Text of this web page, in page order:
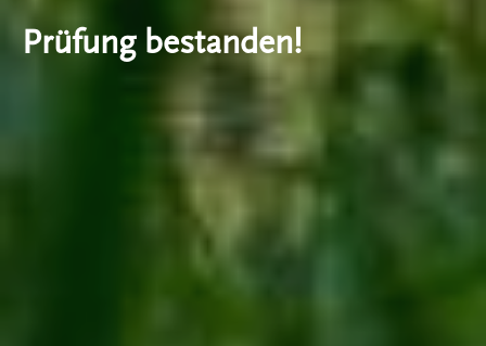
Prüfung bestanden!